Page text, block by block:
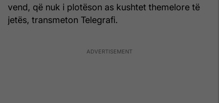
vend, që nuk i plotëson as kushtet themelore të
jetës, transmeton Telegrafi.